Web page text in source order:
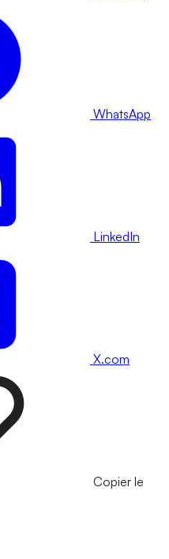
WhatsApp
LinkedIn
X.com
Copier le